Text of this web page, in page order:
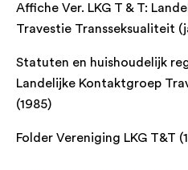
Affiche Ver. LKG T & T:
Travestie Transseksualiteit
Statuten en huishoudelijk
Landelijke Kontaktgroep
(1985)
Folder Vereniging LKG T&T